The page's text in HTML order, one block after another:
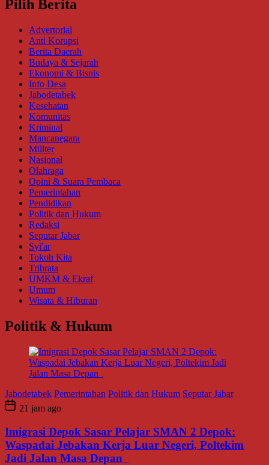
Pilih Berita
Advertorial
Anti Korupsi
Berita Daerah
Budaya & Sejarah
Ekonomi & Bisnis
Info Desa
Jabodetabek
Kesehatan
Komunitas
Kriminal
Mancanegara
Militer
Nasional
Olahraga
Opini & Suara Pembaca
Pemerintahan
Pendidikan
Politik dan Hukum
Redaksi
Seputar Jabar
Syi'ar
Tokoh Kita
Tribrata
UMKM & Ekraf
Umum
Wisata & Hiburan
Politik & Hukum
Jabodetabek Pemerintahan Politik dan Hukum Seputar Jabar
21 jam ago
Imigrasi Depok Sasar Pelajar SMAN 2 Depok:
Waspadai Jebakan Kerja Luar Negeri, Poltekim
Jadi Jalan Masa Depan